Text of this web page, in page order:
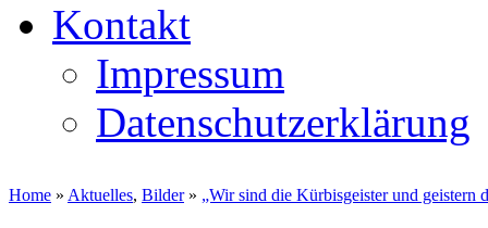
Kontakt
Impressum
Datenschutzerklärung
Home » Aktuelles, Bilder» „Wir sind die Kürbisgeister und geistern